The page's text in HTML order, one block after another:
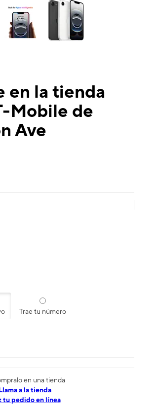
en la tienda
Mobile de
Ave
Trae tu número
en una tienda
a la tienda
tu pedido en línea